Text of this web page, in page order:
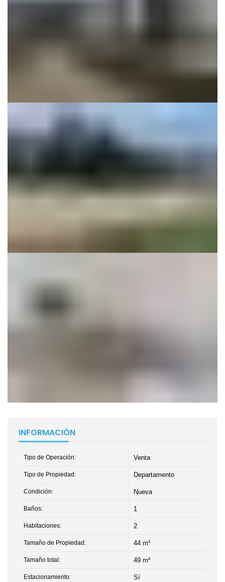
INFORMACIÓN
Tipo de Operación: Venta
Tipo de Propiedad: Departamento
Condición: Nueva
Baños: 1
Habitaciones: 2
Tamaño de Propiedad: 44 m²
Tamaño total: 49 m²
Estacionamiento: Sí